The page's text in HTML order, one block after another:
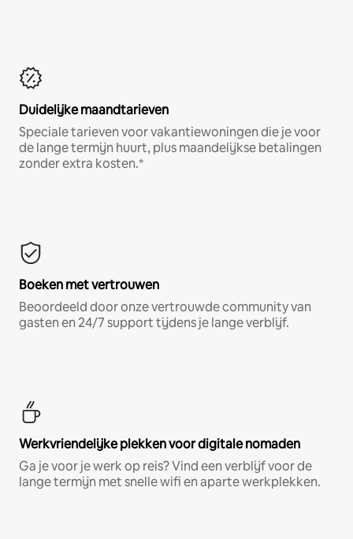
Duidelijke maandtarieven
Speciale tarieven voor vakantiewoningen die je voor
de lange termijn huurt, plus maandelijkse betalingen
zonder extra kosten.*
Boeken met vertrouwen
Beoordeeld door onze vertrouwde community van
gasten en 24/7 support tijdens je lange verblijf.
Werkvriendelijke plekken voor digitale nomaden
Ga je voor je werk op reis? Vind een verblijf voor de
lange termijn met snelle wifi en aparte werkplekken.